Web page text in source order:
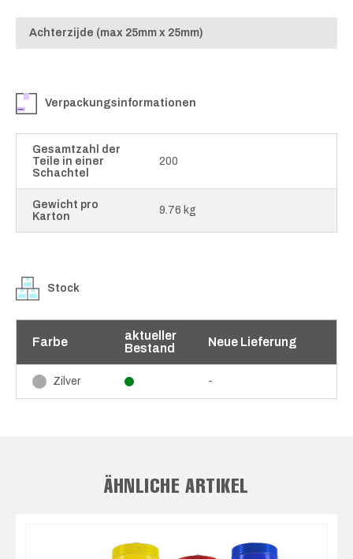
Achterzijde (max 25mm x 25mm)
Verpackungsinformationen
Gesamtzahl der
Teile in einer
Schachtel
200
Gewicht pro
Karton
9.76 kg
Stock
Farbe
aktueller
Bestand
Neue Lieferung
Zilver -
ÄHNLICHE ARTIKEL